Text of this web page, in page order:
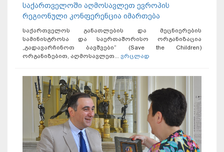
საქართველოში აღმოსავლეთ ევროპის
რეგიონული კონფერენცია იმართება
საქართველოს განათლების და მეცნიერების
სამინისტროსა და საერთაშორისო ორგანიზაცია
„გადავარჩინოთ ბავშვები“ (Save the Children)
ორგანიზებით, აღმოსავლეთ... ვრცლად